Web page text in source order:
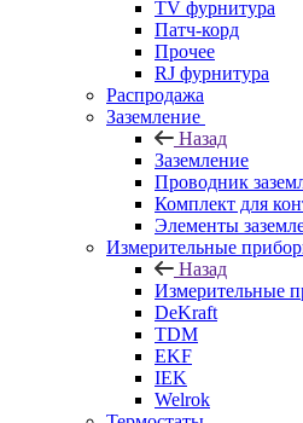
TV фурнитура
Патч-корд
Прочее
RJ фурнитура
Распродажа
Заземление
Назад
Заземление
Проводник
Комплект для
Элементы
Измерительные
Назад
Измерительные
DeKraft
TDM
EKF
IEK
Welrok